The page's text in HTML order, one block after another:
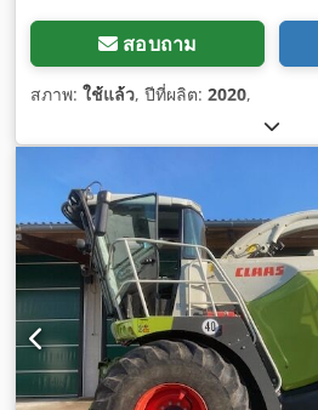
สอบถาม
สภาพ: ใช้แล้ว, ปีที่ผลิต: 2020,